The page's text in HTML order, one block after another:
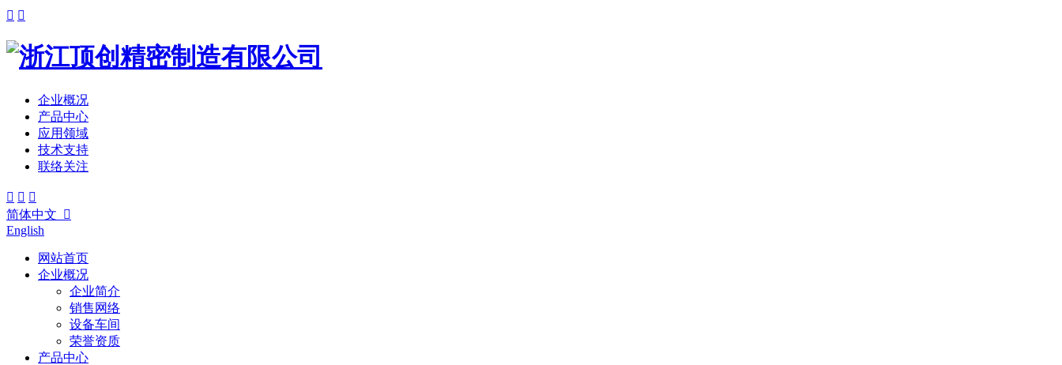
 
企业概况
产品中心
应用领域
技术支持
联络关注
  
简体中文

English
网站首页
企业概况
企业简介
销售网络
设备车间
荣誉资质
产品中心